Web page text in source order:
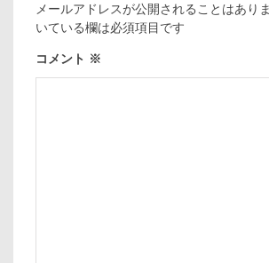
メールアドレスが公開されることはありま
いている欄は必須項目です
コメント ※